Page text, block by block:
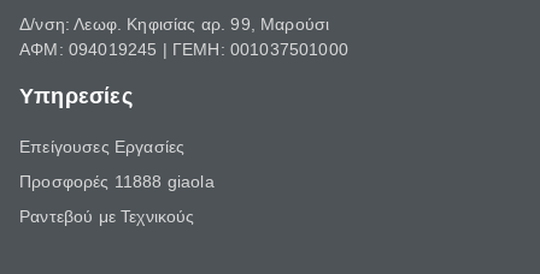
Δ/νση: Λεωφ. Κηφισίας αρ. 99, Μαρούσι
ΑΦΜ: 094019245 | ΓΕΜΗ: 001037501000
Υπηρεσίες
Επείγουσες Εργασίες
Προσφορές 11888 giaola
Ραντεβού με Τεχνικούς